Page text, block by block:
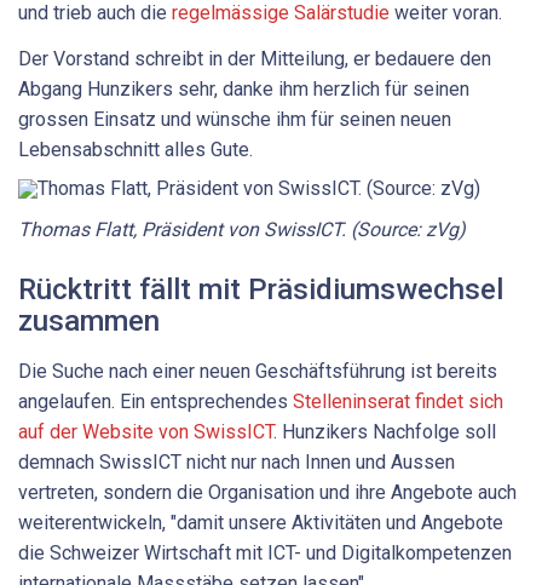
und trieb auch die regelmässige Salärstudie weiter voran.
Der Vorstand schreibt in der Mitteilung, er bedauere den
Abgang Hunzikers sehr, danke ihm herzlich für seinen
grossen Einsatz und wünsche ihm für seinen neuen
Lebensabschnitt alles Gute.
Thomas Flatt, Präsident von SwissICT. (Source: zVg)
Rücktritt fällt mit Präsidiumswechsel
zusammen
Die Suche nach einer neuen Geschäftsführung ist bereits
angelaufen. Ein entsprechendes Stelleninserat findet sich
auf der Website von SwissICT. Hunzikers Nachfolge soll
demnach SwissICT nicht nur nach Innen und Aussen
vertreten, sondern die Organisation und ihre Angebote auch
weiterentwickeln, "damit unsere Aktivitäten und Angebote
die Schweizer Wirtschaft mit ICT- und Digitalkompetenzen